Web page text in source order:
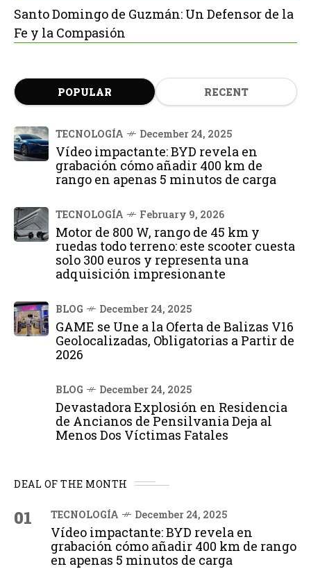
Santo Domingo de Guzmán: Un Defensor de la
Fe y la Compasión
POPULAR RECENT
TECNOLOGÍA December 24, 2025
Vídeo impactante: BYD revela en
grabación cómo añadir 400 km de
rango en apenas 5 minutos de carga
TECNOLOGÍA February 9, 2026
Motor de 800 W, rango de 45 km y
ruedas todo terreno: este scooter cuesta
solo 300 euros y representa una
adquisición impresionante
BLOG December 24, 2025
GAME se Une a la Oferta de Balizas V16
Geolocalizadas, Obligatorias a Partir de
2026
BLOG December 24, 2025
Devastadora Explosión en Residencia
de Ancianos de Pensilvania Deja al
Menos Dos Víctimas Fatales
DEAL OF THE MONTH
01 TECNOLOGÍA December 24, 2025
Vídeo impactante: BYD revela en
grabación cómo añadir 400 km de rango
en apenas 5 minutos de carga